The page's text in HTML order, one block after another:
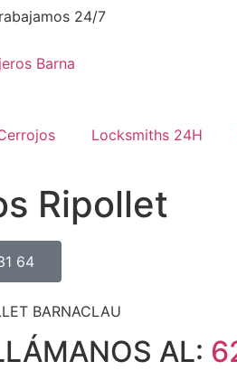
24/7
Locksmiths 24H
Ripollet
64
AL: